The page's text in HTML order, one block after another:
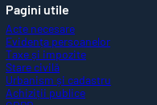
Pagini utile
Acte necesare
Evidența persoanelor
Taxe și impozite
Stare civilă
Urbanism și cadastru
Achiziții publice